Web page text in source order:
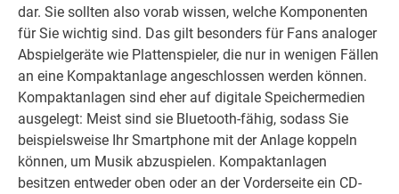
dar. Sie sollten also vorab wissen, welche Komponenten
für Sie wichtig sind. Das gilt besonders für Fans analoger
Abspielgeräte wie Plattenspieler, die nur in wenigen Fällen
an eine Kompaktanlage angeschlossen werden können.
Kompaktanlagen sind eher auf digitale Speichermedien
ausgelegt: Meist sind sie Bluetooth-fähig, sodass Sie
beispielsweise Ihr Smartphone mit der Anlage koppeln
können, um Musik abzuspielen. Kompaktanlagen
besitzen entweder oben oder an der Vorderseite ein CD-